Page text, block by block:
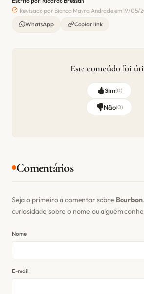
Revisado por Bianca Mayra Andrade em 19/05/
WhatsApp
Copiar link
Este conteúdo foi
Sim(0)
Não(0)
Comentários
Seja o primeiro a comentar sobre Bourbon
curiosidade sobre o nome ou alguém
Nome
E-mail